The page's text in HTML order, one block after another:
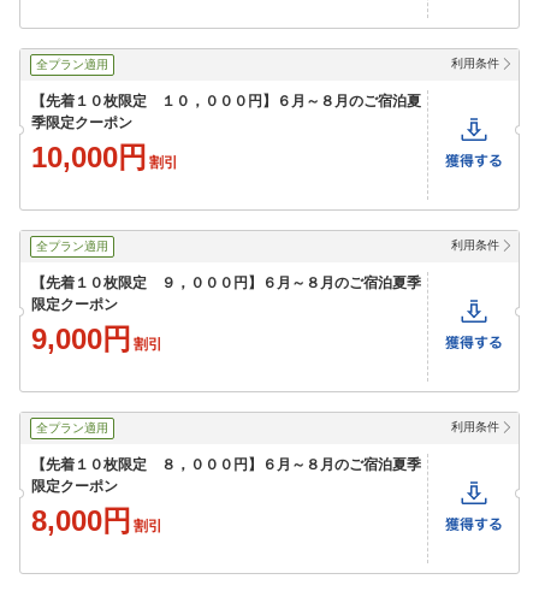
利用条件
全プラン適用
【先着１０枚限定 １０，０００円】６月～８月のご宿泊夏
季限定クーポン
10,000円 割引
利用条件
全プラン適用
【先着１０枚限定 ９，０００円】６月～８月のご宿泊夏季
限定クーポン
9,000円 割引
利用条件
全プラン適用
【先着１０枚限定 ８，０００円】６月～８月のご宿泊夏季
限定クーポン
8,000円 割引